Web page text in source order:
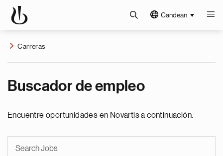
Candean
Carreras
Buscador de empleo
Encuentre oportunidades en Novartis a continuación.